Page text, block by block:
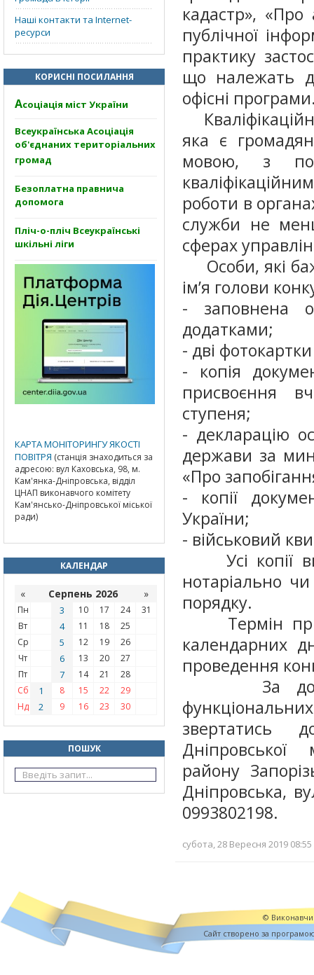
Наші контакти та Internet-
ресурси
КОРИСНІ ПОСИЛАННЯ
Асоціація міст України
Всеукраїнська Асоціація
об'єднаних територіальних
громад
Безоплатна правнича
допомога
Пліч-о-пліч Всеукраїнські
шкільні ліги
КАРТА МОНІТОРИНГУ ЯКОСТІ
ПОВІТРЯ (станція знаходиться за
адресою: вул Каховська, 98, м.
Кам'янка-Дніпровська, відділ
ЦНАП виконавчого комітету
Кам'янсько-Дніпровської міської
ради)
КАЛЕНДАР
« Серпень 2026 »
Пн 3 10 17 24
31
Вт
4 11 18
25
Ср
5 12 19
26
Чт
6 13 20
27
Пт
7 14 21
28
Сб
1 8 15 22
29
Нд
2 9 16 23 30
ПОШУК
кадастр», «Про
публічної
практику
що належать
офісні
яка є
мовою, з
роботи в
служби не
сферах
Особи, які
ім’я голови
- заповнена
додатками;
- дві
- копія
присвоєння
ступеня;
- декларацію
держави за
«Про
- копії
України;
- військовий
Усі копії
нотаріально
порядку.
Термін
календарних
проведення
За
звертатись
Дніпровської
району
Дніпровська,
0993802198.
субота, 28 Вересня 2019
©
Cайт створено за